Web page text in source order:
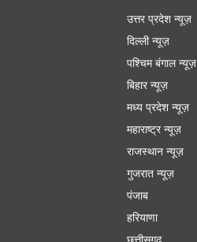
उत्तर प्रदेश न्यूज़
दिल्ली न्यूज़
पश्चिम बंगाल न्यूज़
बिहार न्यूज़
मध्य प्रदेश न्यूज़
महाराष्ट्र न्यूज़
राजस्थान न्यूज़
गुजरात न्यूज़
पंजाब
हरियाणा